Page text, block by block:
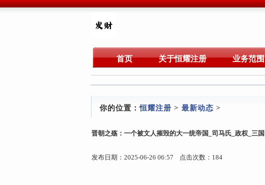
首页 关于恒耀注册 业务范围
你的位置：恒耀注册 > 最新动态 >
晋朝之殇：一个被文人摧毁的大一统帝国_司马氏_政权_三国
发布日期：2025-06-26 06:57 点击次数：184